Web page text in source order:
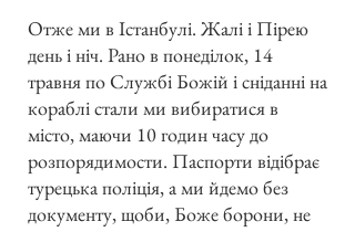
Отже ми в Істанбулі. Жалі і Пірею
день і ніч. Рано в понеділок, 14
травня по Службі Божій і сніданні на
кораблі стали ми вибиратися в
місто, маючи 10 годин часу до
розпорядимости. Паспорти відібрає
турецька поліція, а ми йдемо без
документу, щоби, Боже борони, не